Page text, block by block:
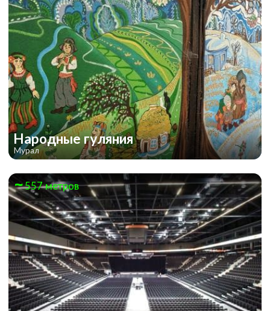
Народные гуляния
Мурал
557 метров